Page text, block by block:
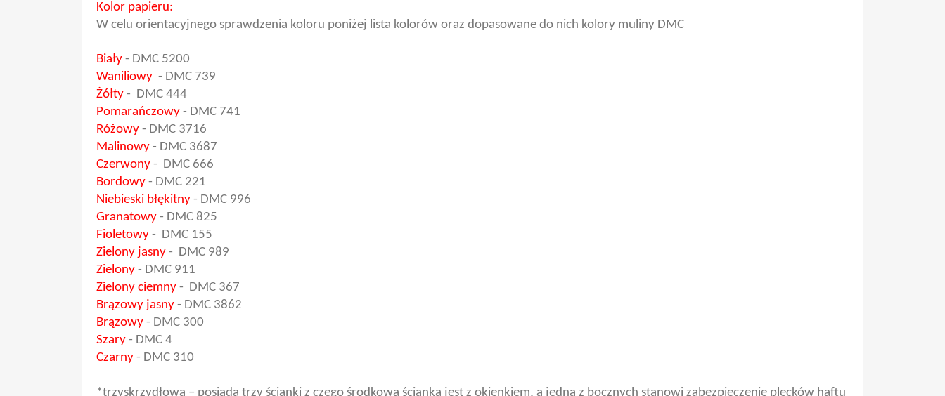
Kolor papieru:
W celu orientacyjnego sprawdzenia koloru poniżej lista kolorów oraz dopasowane do nich kolory muliny DMC
Biały - DMC 5200
Waniliowy - DMC 739
Żółty - DMC 444
Pomarańczowy - DMC 741
Różowy - DMC 3716
Malinowy - DMC 3687
Czerwony - DMC 666
Bordowy - DMC 221
Niebieski błękitny - DMC 996
Granatowy - DMC 825
Fioletowy - DMC 155
Zielony jasny - DMC 989
Zielony - DMC 911
Zielony ciemny - DMC 367
Brązowy jasny - DMC 3862
Brązowy - DMC 300
Szary - DMC 4
Czarny - DMC 310
*trzyskrzydłowa – posiada trzy ścianki z czego środkowa ścianka jest z okienkiem, a jedna z bocznych stanowi zabezpieczenie plecków haftu